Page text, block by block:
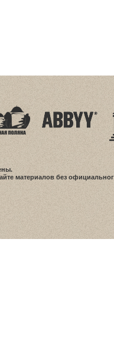
материалов без